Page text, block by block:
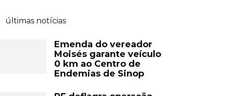
últimas notícias
Emenda do vereador
Moisés garante veículo
0 km ao Centro de
Endemias de Sinop